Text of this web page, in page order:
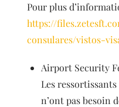
Pour plus
https://
consulares/vistos-
Airport Security
Les
n’ont pas besoin